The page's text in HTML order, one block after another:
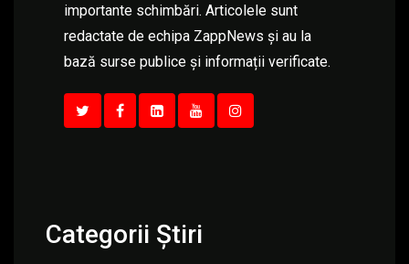
importante schimbări. Articolele sunt
redactate de echipa ZappNews și au la
bază surse publice și informații verificate.
Categorii Știri